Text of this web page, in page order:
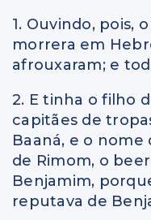
1. Ouvindo, pois,
morrera em
afrouxaram; e
2. E tinha o filho
capitães de
Baaná, e o
de Rimom, o
Benjamim,
reputava de